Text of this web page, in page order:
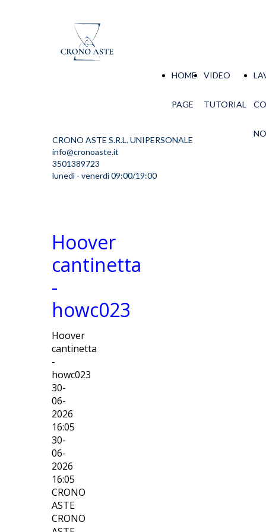
CRONO ASTE S.R.L. UNIPERSONALE
info@cronoaste.it
3501389723
lunedì - venerdì 09:00/19:00
HOME
PAGE
VIDEO
TUTORIAL
Hoover
cantinetta
-
howc023
Hoover
cantinetta
-
howc023
30-
06-
2026
16:05
30-
06-
2026
16:05
CRONO
ASTE
CRONO